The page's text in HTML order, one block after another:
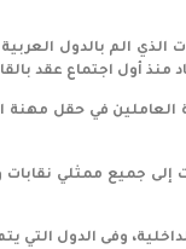
الشتات الذي الم بالدول
اجتماع عقد بالقاهرة
العاملين في حقل مهنة
إلى جميع ممثلي
وفى الدول التي